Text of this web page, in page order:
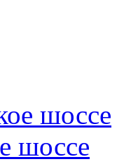
шоссе
шоссе